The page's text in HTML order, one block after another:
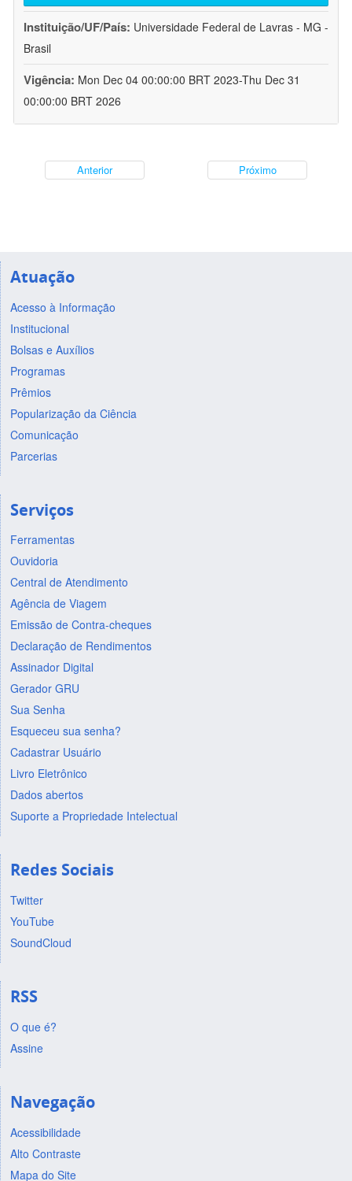
Instituição/UF/País: Universidade Federal de Lavras - MG -
Brasil
Vigência: Mon Dec 04 00:00:00 BRT 2023-Thu Dec 31
00:00:00 BRT 2026
Anterior Próximo
Atuação
Acesso à Informação
Institucional
Bolsas e Auxílios
Programas
Prêmios
Popularização da Ciência
Comunicação
Parcerias
Serviços
Ferramentas
Ouvidoria
Central de Atendimento
Agência de Viagem
Emissão de Contra-cheques
Declaração de Rendimentos
Assinador Digital
Gerador GRU
Sua Senha
Esqueceu sua senha?
Cadastrar Usuário
Livro Eletrônico
Dados abertos
Suporte a Propriedade Intelectual
Redes Sociais
Twitter
YouTube
SoundCloud
RSS
O que é?
Assine
Navegação
Acessibilidade
Alto Contraste
Mapa do Site